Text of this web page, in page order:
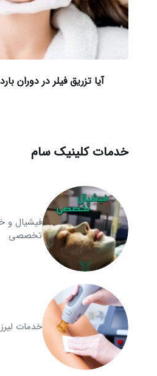
آیا تزریق فیلر در دوران
خدمات کلینیک سام
فیشیال و
تخصصی
خدمات لیرز